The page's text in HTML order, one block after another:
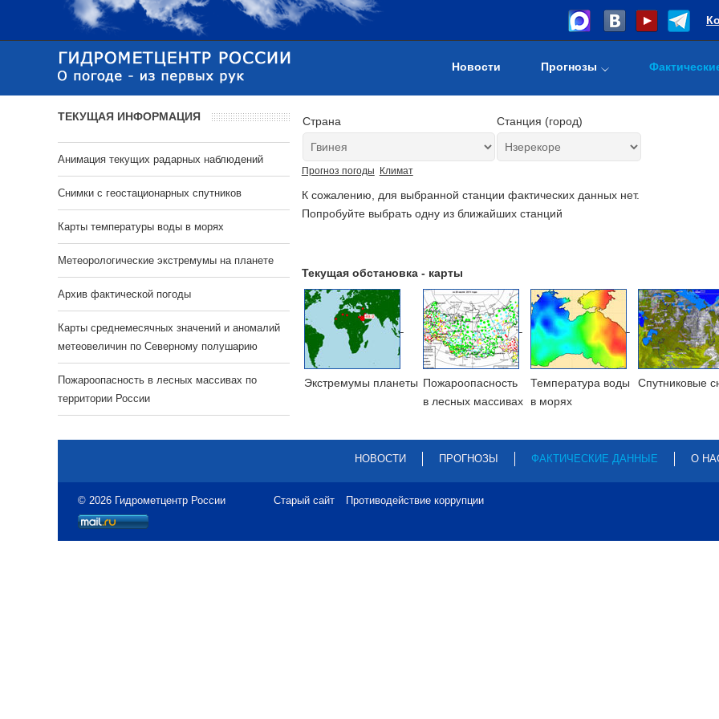
Новости Прогнозы
Страна Станция (город)
Прогноз погоды Климат
К сожалению, для выбранной станции фактических данных нет.
Попробуйте выбрать одну из ближайших станций
Текущая обстановка - карты
Экстремумы планеты Пожароопасность
в лесных массивах
Температура воды
в морях
Cпутниковые
ТЕКУЩАЯ ИНФОРМАЦИЯ
Анимация текущих радарных наблюдений
Cнимки с геостационарных спутников
Карты температуры воды в морях
Метеорологические экстремумы на планете
Архив фактической погоды
Карты среднемесячных значений и аномалий
метеовеличин по Северному полушарию
Пожароопасность в лесных массивах по
территории России
НОВОСТИ ПРОГНОЗЫ ФАКТИЧЕСКИЕ ДАННЫЕ О
© 2026 Гидрометцентр России Старый сайт Противодействие коррупции